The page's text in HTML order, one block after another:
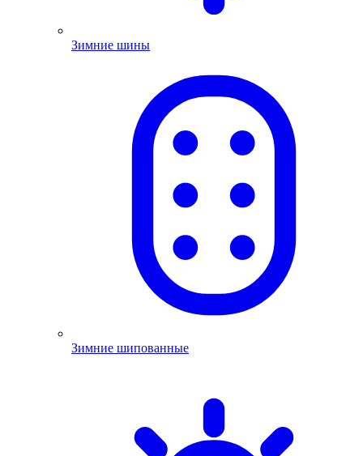
Зимние шины
Зимние шипованные